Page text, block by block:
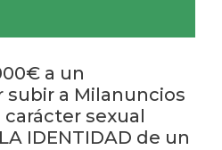
a un
subir a Milanuncios
sexual
IDENTIDAD de un